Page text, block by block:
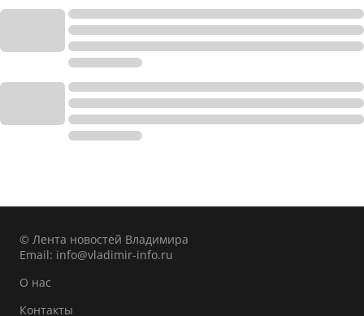
© Лента новостей Владимира
Email: info@vladimir-info.ru
О нас
Контакты